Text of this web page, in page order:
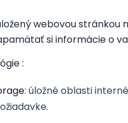
webovou
si informácie o
:
: úložné oblasti